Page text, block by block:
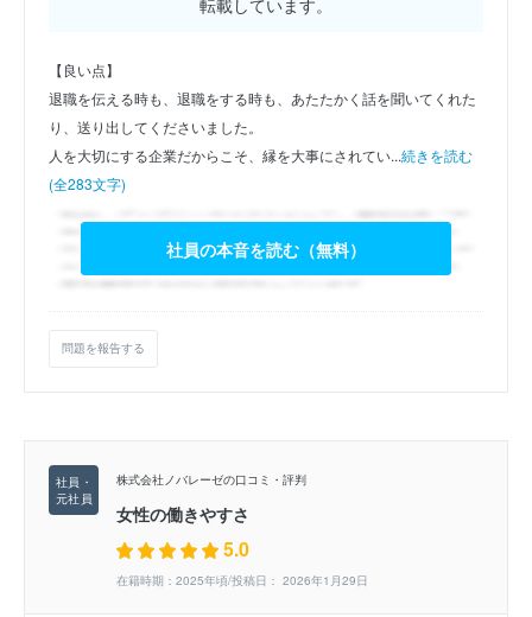
転載しています。
【良い点】
退職を伝える時も、退職をする時も、あたたかく話を聞いてくれた
り、送り出してくださいました。
人を大切にする企業だからこそ、縁を大事にされてい...続きを読む
(全283文字)
社員の本音を読む（無料）
問題を報告する
株式会社ノバレーゼの口コミ・評判
女性の働きやすさ
5.0
在籍時期：2025年頃/投稿日： 2026年1月29日